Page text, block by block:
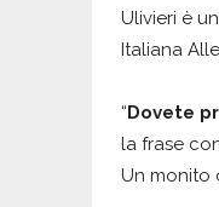
Ulivieri è
Italiana
“Dovete
la frase
Un monito